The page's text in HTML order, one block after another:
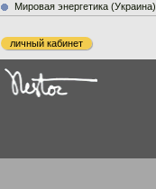
Мировая энергетика (Украина)
личный кабинет